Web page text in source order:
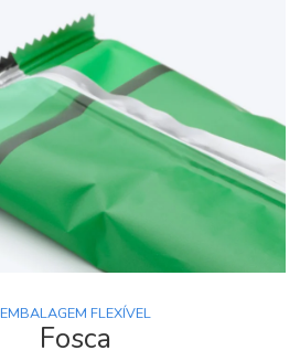
EMBALAGEM FLEXÍVEL
Fosca